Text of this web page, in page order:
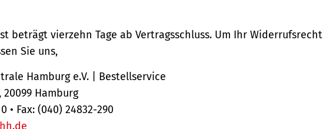
beträgt vierzehn Tage ab Vertragsschluss. Um Ihr Widerrufsrecht
Sie uns,
Hamburg e.V. | Bestellservice
Hamburg
• Fax: (040) 24832-290